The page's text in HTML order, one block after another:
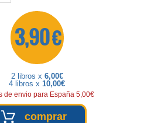
3,90 €
2 libros x 6,00€
4 libros x 10,00€
de envio para España 5,00€
comprar